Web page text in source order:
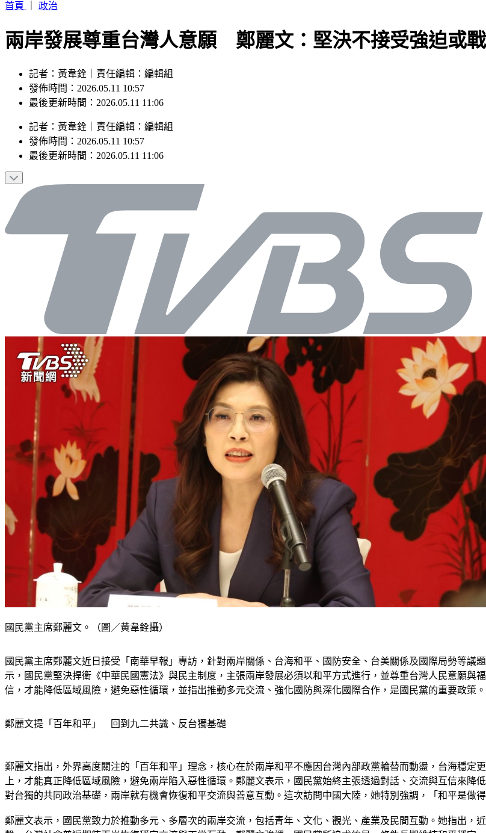
首頁
政治
兩岸發展尊重台灣人意願 鄭麗文：堅決不接受強迫或
記者：黃韋銓｜責任編輯：編輯組
發佈時間：2026.05.11 10:57
最後更新時間：2026.05.11 11:06
記者 ： 黃韋銓 責任編輯 ： 編輯組
發佈時間： 2026.05.11 10:57
最後更新時間： 2026.05.11 11:06
國民黨主席鄭麗文。（圖／黃韋銓攝）
國民黨主席鄭麗文近日接受「南華早報」專訪，針對兩岸關係、台海和平、國防安全、台美關係及國際局勢等議
示，國民黨堅決捍衛《中華民國憲法》與民主制度，主張兩岸發展必須以和平方式進行，並尊重台灣人民意願與
信，才能降低區域風險，避免惡性循環，並指出推動多元交流、強化國防與深化國際合作，是國民黨的重要政策。
鄭麗文提「百年和平」　回到九二共識、反台獨基礎
鄭麗文指出，外界高度關注的「百年和平」理念，核心在於兩岸和平不應因台灣內部政黨輪替而動盪，台海穩定
上，才能真正降低區域風險，避免兩岸陷入惡性循環。鄭麗文表示，國民黨始終主張透過對話、交流與互信來
對台獨的共同政治基礎，兩岸就有機會恢復和平交流與善意互動。這次訪問中國大陸，她特別強調，「和平是做
鄭麗文表示，國民黨致力於推動多元、多層次的兩岸交流，包括青年、文化、觀光、產業及民間互動。她指出，